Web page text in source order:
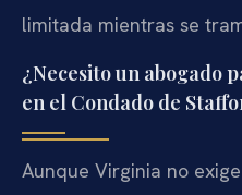
limitada mientras se
¿Necesito un abogado
en el Condado de
Aunque Virginia no